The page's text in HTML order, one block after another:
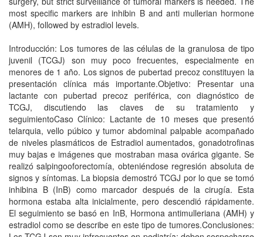
most specific markers are inhibin B and anti mullerian hormone
(AMH), followed by estradiol levels.
Introducción: Los tumores de las células de la granulosa de tipo
juvenil (TCGJ) son muy poco frecuentes, especialmente en
menores de 1 año. Los signos de pubertad precoz constituyen la
presentación clínica más importante.Objetivo: Presentar una
lactante con pubertad precoz periférica, con diagnóstico de
TCGJ, discutiendo las claves de su tratamiento y
seguimientoCaso Clínico: Lactante de 10 meses que presentó
telarquia, vello púbico y tumor abdominal palpable acompañado
de niveles plasmáticos de Estradiol aumentados, gonadotrofinas
muy bajas e imágenes que mostraban masa ovárica gigante. Se
realizó salpingooforectomía, obteniéndose regresión absoluta de
signos y síntomas. La biopsia demostró TCGJ por lo que se tomó
inhibina B (InB) como marcador después de la cirugía. Esta
hormona estaba alta inicialmente, pero descendió rápidamente.
El seguimiento se basó en InB, Hormona antimulleriana (AMH) y
estradiol como se describe en este tipo de tumores.Conclusiones: